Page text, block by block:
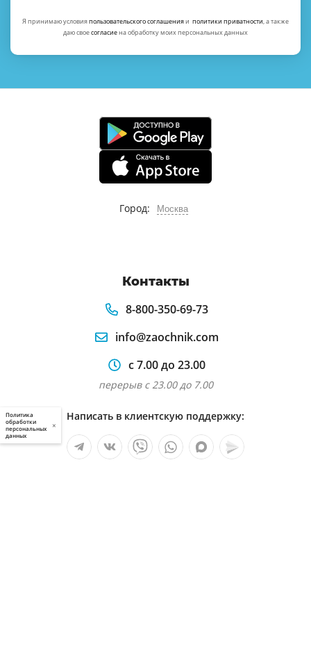
Я принимаю условияпользовательского соглашенияи политики приватности, а также
даю своесогласиена обработку моих персональных данных
Город: Москва
Контакты
8-800-350-69-73
info@zaochnik.com
с 7.00 до 23.00
перерыв с 23.00 до 7.00
Написать в клиентскую поддержку:
Политика
обработки
персональных
данных
×